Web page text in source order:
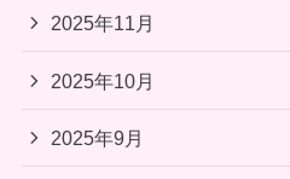
2025年11月
2025年10月
2025年9月